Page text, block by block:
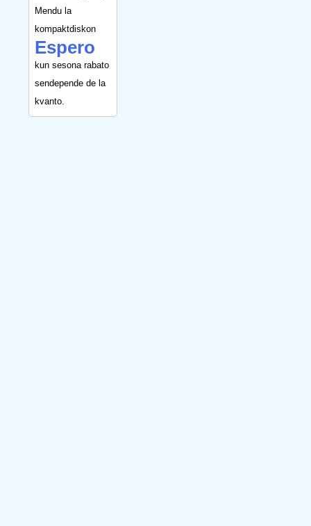
Mendu la
kompaktdiskon
Espero
kun sesona rabato
sendepende de la
kvanto.